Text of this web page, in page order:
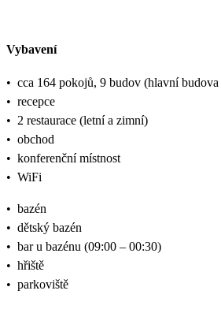
Vybavení
• cca 164 pokojů, 9 budov (hlavní budova
• recepce
• 2 restaurace (letní a zimní)
• obchod
• konferenční místnost
• WiFi
• bazén
• dětský bazén
• bar u bazénu (09:00 – 00:30)
• hřiště
• parkoviště